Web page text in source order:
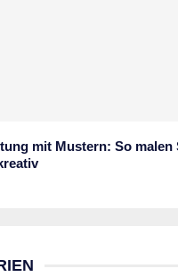
mit Mustern: So malen